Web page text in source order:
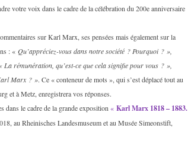
votre voix dans le cadre de la célébration du 200e anniversaire
sur Karl Marx, ses pensées mais également sur la
: « Qu’appréciez-vous dans notre société ? Pourquoi ? »,
rémunération, qu’est-ce que cela signifie pour vous ? »,
Marx ? ». Ce « conteneur de mots », qui s’est déplacé tout au
et à Metz, enregistrera vos réponses.
dans le cadre de la grande exposition « Karl Marx 1818 – 1883.
au Rheinisches Landesmuseum et au Musée Simeonstift,